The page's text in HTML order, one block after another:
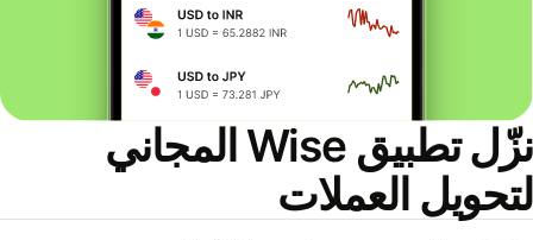
نزّل تطبيق Wise المجاني
العملات